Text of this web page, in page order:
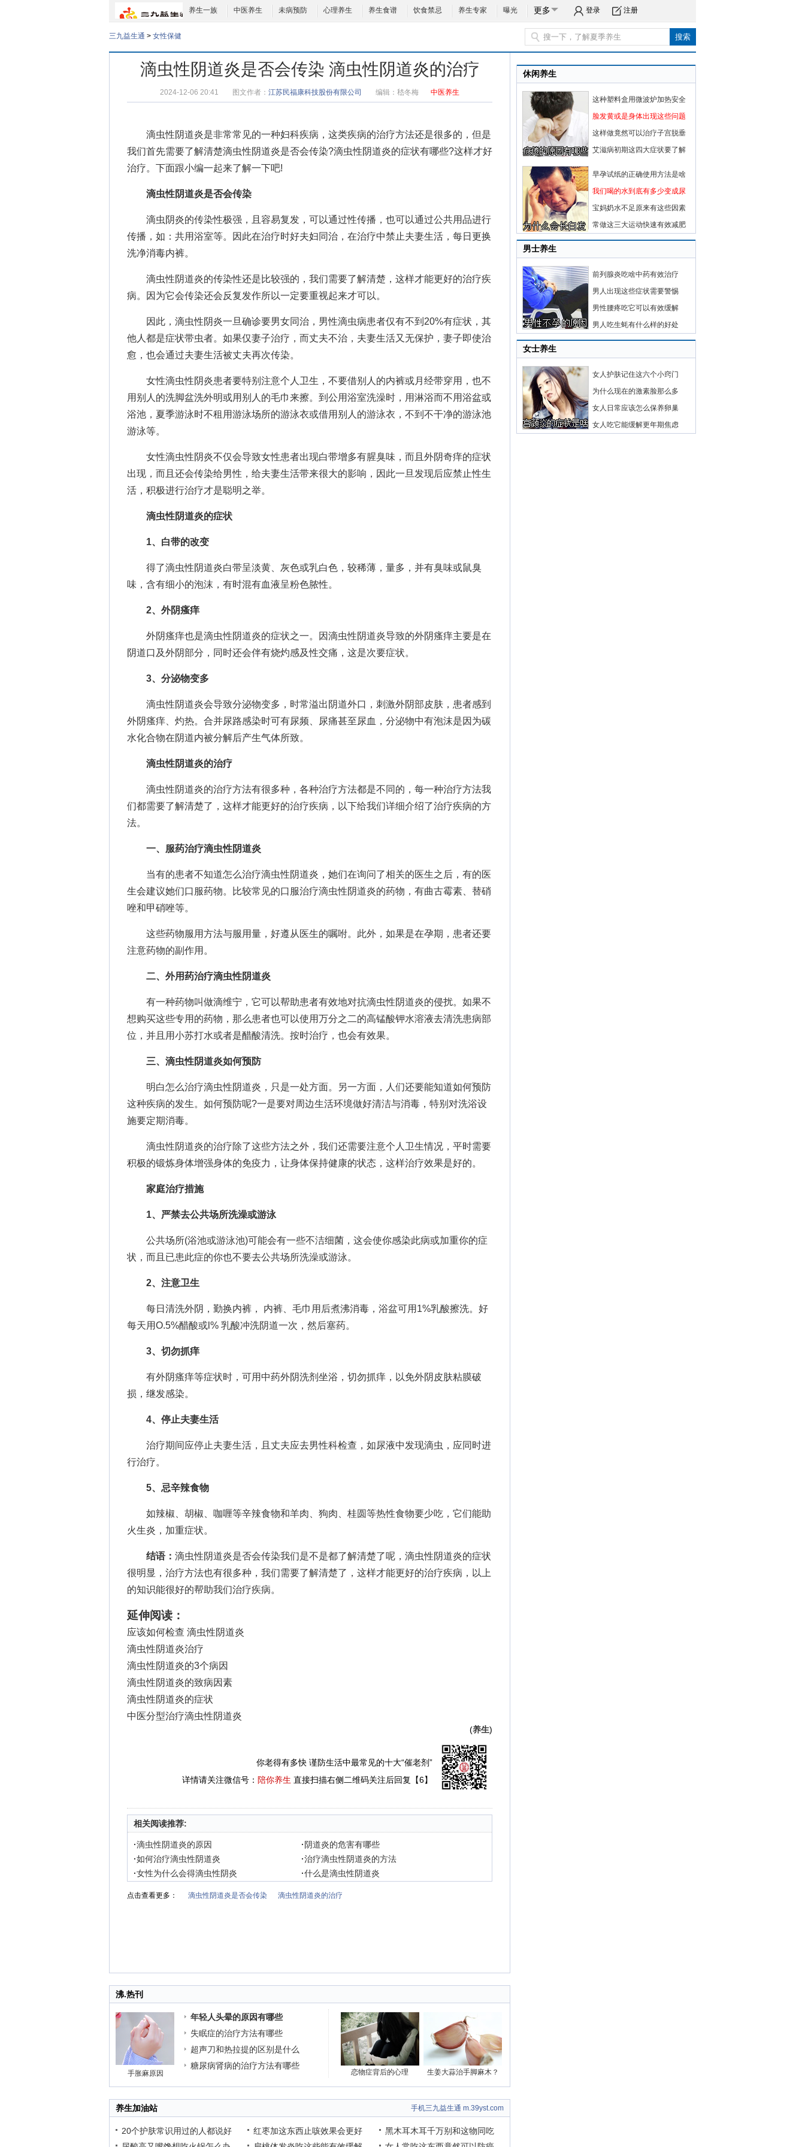
养生一族 中医养生 未病预防 心理养生 养生食谱 饮食禁忌 养生专家 曝光 更多 登录 注册
三九益生通 > 女性保健
滴虫性阴道炎是否会传染 滴虫性阴道炎的治疗
2024-12-06 20:41 图文作者： 江苏民福康科技股份有限公司 编辑： 嵇冬梅 中医养生
滴虫性阴道炎是非常常见的一种妇科疾病，这类疾病的治疗方法还是很多的，但是
我们首先需要了解清楚滴虫性阴道炎是否会传染?滴虫性阴道炎的症状有哪些?这样才好
治疗。下面跟小编一起来了解一下吧!
滴虫性阴道炎是否会传染
滴虫阴炎的传染性极强，且容易复发，可以通过性传播，也可以通过公共用品进行
传播，如：共用浴室等。因此在治疗时好夫妇同治，在治疗中禁止夫妻生活，每日更换
洗净消毒内裤。
滴虫性阴道炎的传染性还是比较强的，我们需要了解清楚，这样才能更好的治疗疾
病。因为它会传染还会反复发作所以一定要重视起来才可以。
因此，滴虫性阴炎一旦确诊要男女同治，男性滴虫病患者仅有不到20%有症状，其
他人都是症状带虫者。如果仅妻子治疗，而丈夫不治，夫妻生活又无保护，妻子即使治
愈，也会通过夫妻生活被丈夫再次传染。
女性滴虫性阴炎患者要特别注意个人卫生，不要借别人的内裤或月经带穿用，也不
用别人的洗脚盆洗外明或用别人的毛巾来擦。到公用浴室洗澡时，用淋浴而不用浴盆或
浴池，夏季游泳时不租用游泳场所的游泳衣或借用别人的游泳衣，不到不干净的游泳池
游泳等。
女性滴虫性阴炎不仅会导致女性患者出现白带增多有腥臭味，而且外阴奇痒的症状
出现，而且还会传染给男性，给夫妻生活带来很大的影响，因此一旦发现后应禁止性生
活，积极进行治疗才是聪明之举。
滴虫性阴道炎的症状
1、白带的改变
得了滴虫性阴道炎白带呈淡黄、灰色或乳白色，较稀薄，量多，并有臭味或鼠臭
味，含有细小的泡沫，有时混有血液呈粉色脓性。
2、外阴瘙痒
外阴瘙痒也是滴虫性阴道炎的症状之一。因滴虫性阴道炎导致的外阴瘙痒主要是在
阴道口及外阴部分，同时还会伴有烧灼感及性交痛，这是次要症状。
3、分泌物变多
滴虫性阴道炎会导致分泌物变多，时常溢出阴道外口，刺激外阴部皮肤，患者感到
外阴瘙痒、灼热。合并尿路感染时可有尿频、尿痛甚至尿血，分泌物中有泡沫是因为碳
水化合物在阴道内被分解后产生气体所致。
滴虫性阴道炎的治疗
滴虫性阴道炎的治疗方法有很多种，各种治疗方法都是不同的，每一种治疗方法我
们都需要了解清楚了，这样才能更好的治疗疾病，以下给我们详细介绍了治疗疾病的方
法。
一、服药治疗滴虫性阴道炎
当有的患者不知道怎么治疗滴虫性阴道炎，她们在询问了相关的医生之后，有的医
生会建议她们口服药物。比较常见的口服治疗滴虫性阴道炎的药物，有曲古霉素、替硝
唑和甲硝唑等。
这些药物服用方法与服用量，好遵从医生的嘱咐。此外，如果是在孕期，患者还要
注意药物的副作用。
二、外用药治疗滴虫性阴道炎
有一种药物叫做滴维宁，它可以帮助患者有效地对抗滴虫性阴道炎的侵扰。如果不
想购买这些专用的药物，那么患者也可以使用万分之二的高锰酸钾水溶液去清洗患病部
位，并且用小苏打水或者是醋酸清洗。按时治疗，也会有效果。
三、滴虫性阴道炎如何预防
明白怎么治疗滴虫性阴道炎，只是一处方面。另一方面，人们还要能知道如何预防
这种疾病的发生。如何预防呢?一是要对周边生活环境做好清洁与消毒，特别对洗浴设
施要定期消毒。
滴虫性阴道炎的治疗除了这些方法之外，我们还需要注意个人卫生情况，平时需要
积极的锻炼身体增强身体的免疫力，让身体保持健康的状态，这样治疗效果是好的。
家庭治疗措施
1、严禁去公共场所洗澡或游泳
公共场所(浴池或游泳池)可能会有一些不洁细菌，这会使你感染此病或加重你的症
状，而且已患此症的你也不要去公共场所洗澡或游泳。
2、注意卫生
每日清洗外阴，勤换内裤， 内裤、毛巾用后煮沸消毒，浴盆可用1%乳酸擦洗。好
每天用O.5%醋酸或l% 乳酸冲洗阴道一次，然后塞药。
3、切勿抓痒
有外阴瘙痒等症状时，可用中药外阴洗剂坐浴，切勿抓痒，以免外阴皮肤粘膜破
损，继发感染。
4、停止夫妻生活
治疗期间应停止夫妻生活，且丈夫应去男性科检查，如尿液中发现滴虫，应同时进
行治疗。
5、忌辛辣食物
如辣椒、胡椒、咖喱等辛辣食物和羊肉、狗肉、桂圆等热性食物要少吃，它们能助
火生炎，加重症状。
结语： 滴虫性阴道炎是否会传染我们是不是都了解清楚了呢，滴虫性阴道炎的症状
很明显，治疗方法也有很多种，我们需要了解清楚了，这样才能更好的治疗疾病，以上
的知识能很好的帮助我们治疗疾病。
延伸阅读：
应该如何检查 滴虫性阴道炎
滴虫性阴道炎治疗
滴虫性阴道炎的3个病因
滴虫性阴道炎的致病因素
滴虫性阴道炎的症状
中医分型治疗滴虫性阴道炎
(养生)
你老得有多快 谨防生活中最常见的十大“催老剂”
详情请关注微信号： 陪你养生 直接扫描右侧二维码关注后回复【6】
相关阅读推荐:
·滴虫性阴道炎的原因 ·阴道炎的危害有哪些
·如何治疗滴虫性阴道炎 ·治疗滴虫性阴道炎的方法
·女性为什么会得滴虫性阴炎 ·什么是滴虫性阴道炎
点击查看更多： 滴虫性阴道炎是否会传染 滴虫性阴道炎的治疗
沸.热刊
手胀麻原因
年轻人头晕的原因有哪些
失眠症的治疗方法有哪些
超声刀和热拉提的区别是什么
糖尿病肾病的治疗方法有哪些
恋物症背后的心理 生姜大蒜治手脚麻木？
养生加油站 手机三九益生通 m.39yst.com
20个护肤常识用过的人都说好
红枣加这东西止咳效果会更好
黑木耳木耳千万别和这物同吃
休闲养生
这种塑料盒用微波炉加热安全
脸发黄或是身体出现这些问题
这样做竟然可以治疗子宫脱垂
艾滋病初期这四大症状要了解
早孕试纸的正确使用方法是啥
我们喝的水到底有多少变成尿
宝妈奶水不足原来有这些因素
常做这三大运动快速有效减肥
男士养生
前列腺炎吃啥中药有效治疗
男人出现这些症状需要警惕
男性腰疼吃它可以有效缓解
男人吃生蚝有什么样的好处
女士养生
女人护肤记住这六个小窍门
为什么现在的激素脸那么多
女人日常应该怎么保养卵巢
女人吃它能缓解更年期焦虑